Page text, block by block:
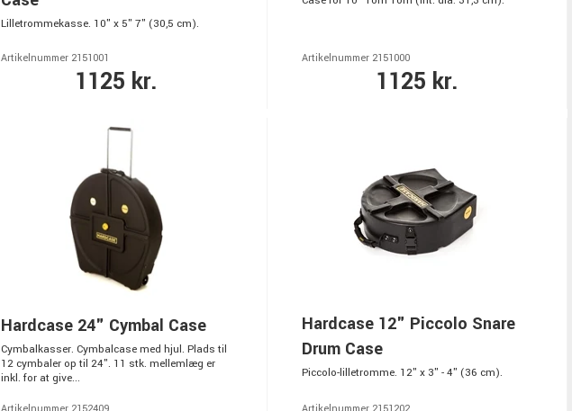
Lilletrommekasse. 10" x 5" 7" (30,5 cm).
Artikelnummer 2151001
1125 kr.
Artikelnummer 2151000
1125 kr.
Hardcase 24" Cymbal Case
Cymbalkasser. Cymbalcase med hjul. Plads til
12 cymbaler op til 24". 11 stk. mellemlæg er
inkl. for at give...
Hardcase 12" Piccolo Snare
Drum Case
Piccolo-lilletromme. 12" x 3" - 4" (36 cm).